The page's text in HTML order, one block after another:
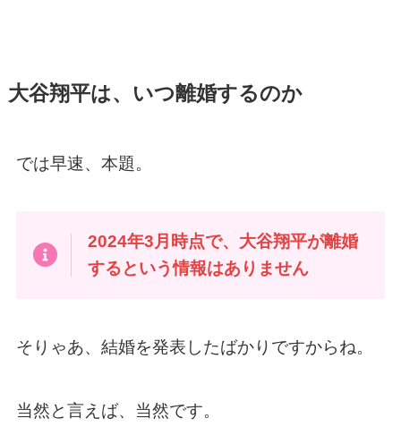
大谷翔平は、いつ離婚するのか
では早速、本題。
2024年3月時点で、大谷翔平が離婚
するという情報はありません
そりゃあ、結婚を発表したばかりですからね。
当然と言えば、当然です。